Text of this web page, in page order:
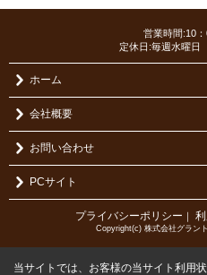
営業時間:10
定休日:毎週水曜日
ホーム
会社概要
お問い合わせ
PCサイト
プライバシーポリシー ｜
Copyright(c) 株式会社グラン
当サイトでは、お客様の当サイト利用